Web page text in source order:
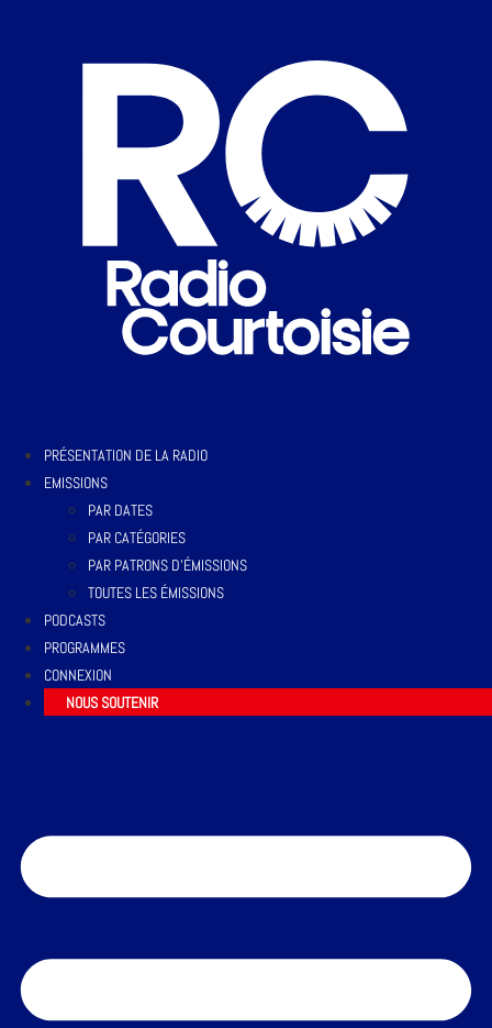
PRÉSENTATION DE LA RADIO
EMISSIONS
PAR DATES
PAR CATÉGORIES
PAR PATRONS D’ÉMISSIONS
TOUTES LES ÉMISSIONS
PODCASTS
PROGRAMMES
CONNEXION
NOUS SOUTENIR